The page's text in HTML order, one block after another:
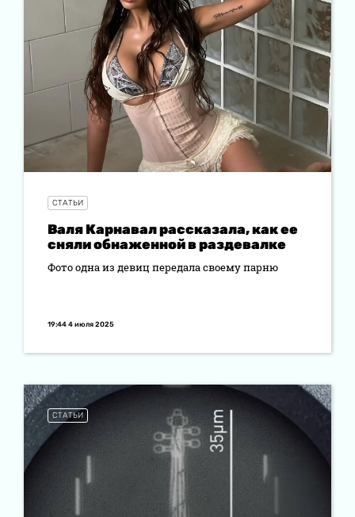
СТАТЬИ
Валя Карнавал рассказала, как ее
сняли обнаженной в раздевалке
Фото одна из девиц передала своему парню
19:44 4 июля 2025
СТАТЬИ